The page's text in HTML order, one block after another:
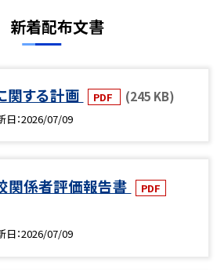
新着配布文書
関する計画 PDF (245 KB)
日 2026/07/09
係者評価報告書 PDF
日 2026/07/09